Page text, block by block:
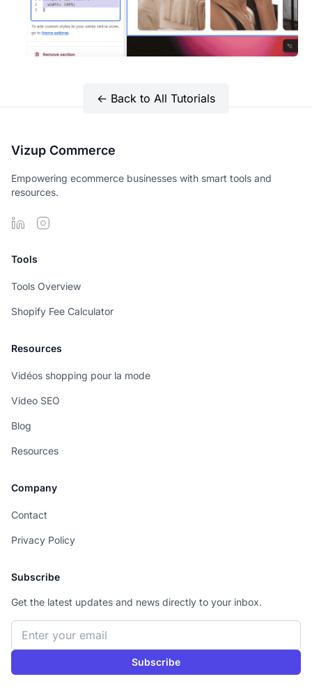
← Back to All Tutorials
Vizup Commerce
Empowering ecommerce businesses with smart tools and
resources.
Tools
Tools Overview
Shopify Fee Calculator
Resources
Vidéos shopping pour la mode
Video SEO
Blog
Resources
Company
Contact
Privacy Policy
Subscribe
Get the latest updates and news directly to your inbox.
Email address
Subscribe